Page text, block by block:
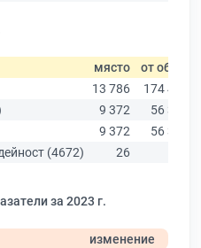
място от общо
13 786
174 403
9 372
56 378
9 372
56 378
(4672)
26
за 2023 г.
изменение